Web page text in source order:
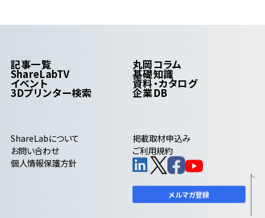
記事一覧 丸岡コラム
ShareLabTV 基礎知識
イベント 資料・カタログ
3Dプリンター検索 企業DB
メルマガ登録
ShareLabについて
掲載取材申込み
お問い合わせ
ご利用規約
個人情報保護方針